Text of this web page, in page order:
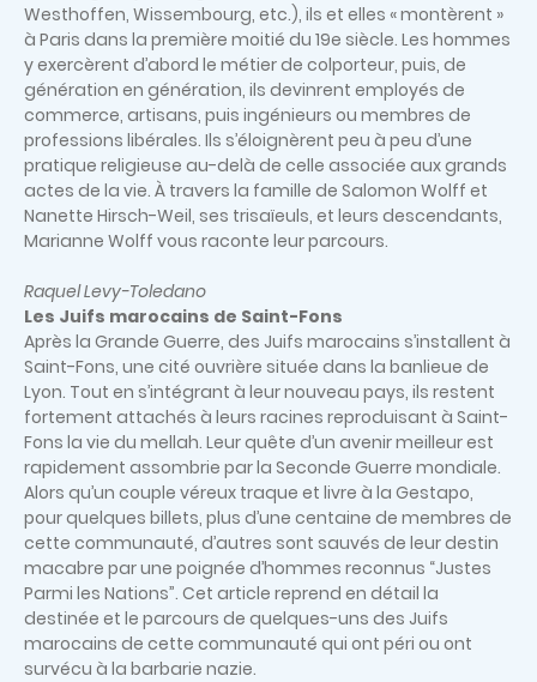
Westhoffen, Wissembourg, etc.), ils et elles « montèrent »
à Paris dans la première moitié du 19e siècle. Les hommes
y exercèrent d’abord le métier de colporteur, puis, de
génération en génération, ils devinrent employés de
commerce, artisans, puis ingénieurs ou membres de
professions libérales. Ils s’éloignèrent peu à peu d’une
pratique religieuse au-delà de celle associée aux grands
actes de la vie. À travers la famille de Salomon Wolff et
Nanette Hirsch-Weil, ses trisaïeuls, et leurs descendants,
Marianne Wolff vous raconte leur parcours.
Raquel Levy-Toledano
Les Juifs marocains de Saint-Fons
Après la Grande Guerre, des Juifs marocains s’installent à
Saint-Fons, une cité ouvrière située dans la banlieue de
Lyon. Tout en s’intégrant à leur nouveau pays, ils restent
fortement attachés à leurs racines reproduisant à Saint-
Fons la vie du mellah. Leur quête d’un avenir meilleur est
rapidement assombrie par la Seconde Guerre mondiale.
Alors qu’un couple véreux traque et livre à la Gestapo,
pour quelques billets, plus d’une centaine de membres de
cette communauté, d’autres sont sauvés de leur destin
macabre par une poignée d’hommes reconnus “Justes
Parmi les Nations”. Cet article reprend en détail la
destinée et le parcours de quelques-uns des Juifs
marocains de cette communauté qui ont péri ou ont
survécu à la barbarie nazie.